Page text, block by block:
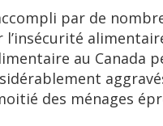
par de
au Canada
des ménages